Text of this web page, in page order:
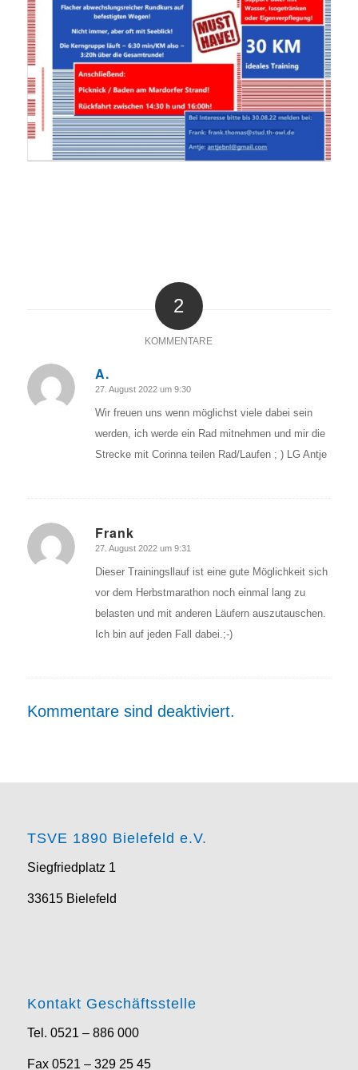
2
KOMMENTARE
A.
sagte:
27. August 2022 um 9:30
Wir freuen uns wenn möglichst viele dabei sein
werden, ich werde ein Rad mitnehmen und mir die
Strecke mit Corinna teilen Rad/Laufen ; ) LG Antje
Frank
sagte:
27. August 2022 um 9:31
Dieser Trainingsllauf ist eine gute Möglichkeit sich
vor dem Herbstmarathon noch einmal lang zu
belasten und mit anderen Läufern auszutauschen.
Ich bin auf jeden Fall dabei.;-)
Kommentare sind deaktiviert.
TSVE 1890 Bielefeld e.V.
Siegfriedplatz 1
33615 Bielefeld
Kontakt Geschäftsstelle
Tel. 0521 – 886 000
Fax 0521 – 329 25 45